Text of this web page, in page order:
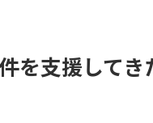
を支援して